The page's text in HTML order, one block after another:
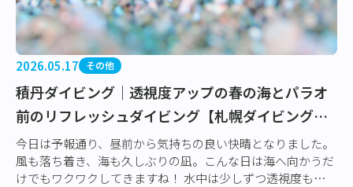
2026.05.17 その他
積丹ダイビング｜透視度アップの春の海とパラオ
前のリフレッシュダイビング【札幌ダイビングサ
ービス】
今日は予報通り、昼前から気持ちの良い快晴となりました。
風も落ち着き、海も久しぶりの凪。こんな日は海へ向かうだ
けでもワクワクしてきますね！ 水中は少しずつ透視度もアッ